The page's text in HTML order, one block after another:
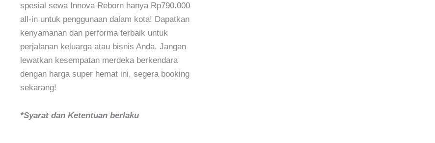
spesial sewa Innova Reborn hanya Rp790.000
all-in untuk penggunaan dalam kota! Dapatkan
kenyamanan dan performa terbaik untuk
perjalanan keluarga atau bisnis Anda. Jangan
lewatkan kesempatan merdeka berkendara
dengan harga super hemat ini, segera booking
sekarang!
*Syarat dan Ketentuan berlaku